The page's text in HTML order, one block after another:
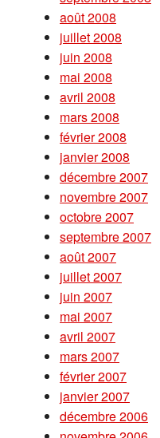
août 2008
juillet 2008
juin 2008
mai 2008
avril 2008
mars 2008
février 2008
janvier 2008
décembre 2007
novembre 2007
octobre 2007
septembre 2007
août 2007
juillet 2007
juin 2007
mai 2007
avril 2007
mars 2007
février 2007
janvier 2007
décembre 2006